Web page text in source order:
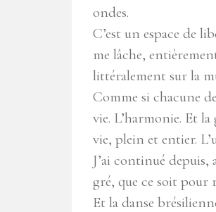
ondes.
C’est un espace de
me lâche,
littéralement sur la
Comme si chacune
vie. L’harmonie. Et
vie, plein et entier.
J’ai continué depuis,
gré, que ce soit pour
Et la danse